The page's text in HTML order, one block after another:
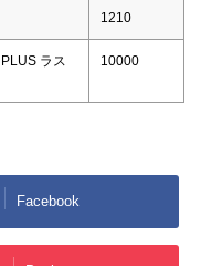
1210
ラス
10000
Facebook